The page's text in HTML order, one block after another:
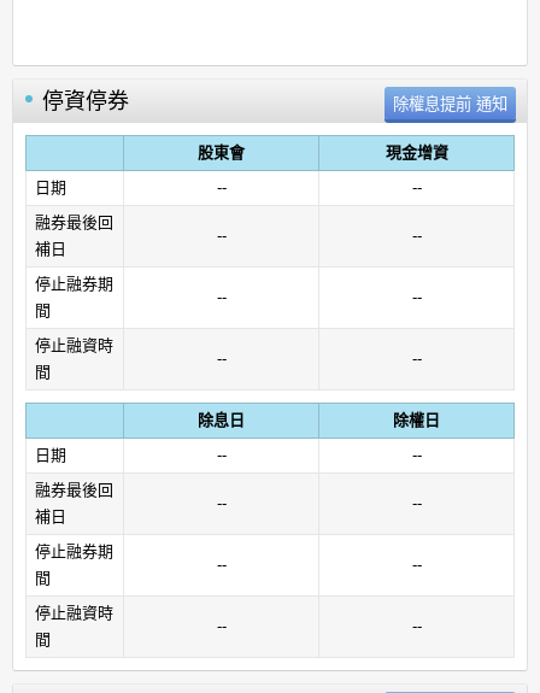
停資停券
股東會
現金增資
日期
--
--
融券最後回
補日
-- --
停止融券期
間
-- --
停止融資時
間
-- --
除息日
除權日
日期
--
--
融券最後回
補日
-- --
停止融券期
間
-- --
停止融資時
間
-- --